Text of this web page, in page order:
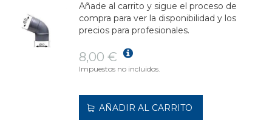
Añade al carrito y sigue el proceso de
compra para ver la disponibilidad y los
precios para profesionales.
8,00 €
Impuestos no incluidos.
AÑADIR AL CARRITO